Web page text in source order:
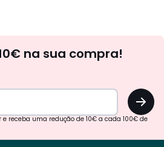
na sua compra!
OK
receba uma redução de 10€ a cada 100€ de